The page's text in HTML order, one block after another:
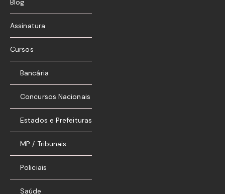
Blog
Assinatura
Cursos
Bancária
Concursos Nacionais
Estados e Prefeituras
MP / Tribunais
Policiais
Saúde